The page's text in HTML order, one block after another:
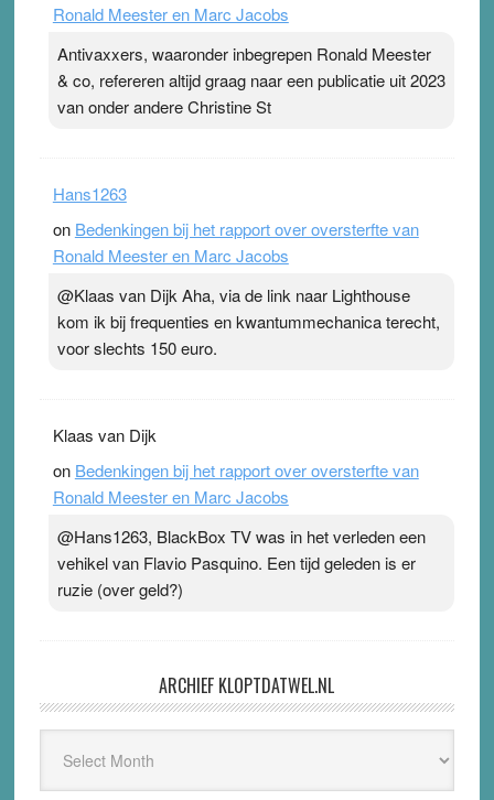
Ronald Meester en Marc Jacobs
Antivaxxers, waaronder inbegrepen Ronald Meester
& co, refereren altijd graag naar een publicatie uit 2023
van onder andere Christine St
Hans1263
on Bedenkingen bij het rapport over oversterfte van
Ronald Meester en Marc Jacobs
@Klaas van Dijk Aha, via de link naar Lighthouse
kom ik bij frequenties en kwantummechanica terecht,
voor slechts 150 euro.
Klaas van Dijk
on Bedenkingen bij het rapport over oversterfte van
Ronald Meester en Marc Jacobs
@Hans1263, BlackBox TV was in het verleden een
vehikel van Flavio Pasquino. Een tijd geleden is er
ruzie (over geld?)
ARCHIEF KLOPTDATWEL.NL
Kloptdatwel.nl